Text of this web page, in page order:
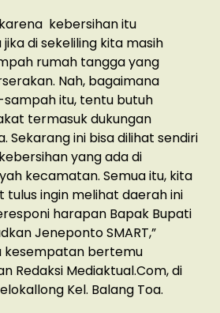
kebersihan itu
di sekeliling kita masih
rumah tangga yang
Nah, bagaimana
itu, tentu butuh
termasuk dukungan
Sekarang ini bisa dilihat sendiri
yang ada di
kecamatan. Semua itu, kita
tulus ingin melihat daerah ini
harapan Bapak Bupati
Jeneponto SMART,”
kesempatan bertemu
Redaksi Mediaktual.Com, di
Kel. Balang Toa.